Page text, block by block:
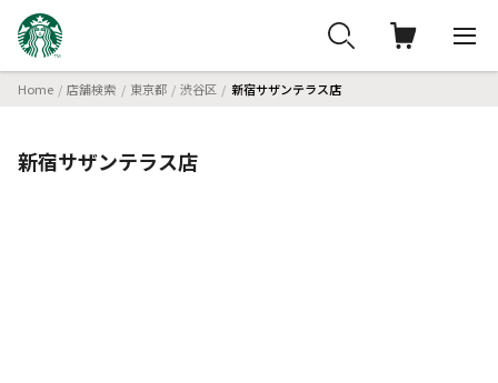
Home 店舗検索 東京都 渋谷区 新宿サザンテラス店
新宿サザンテラス店